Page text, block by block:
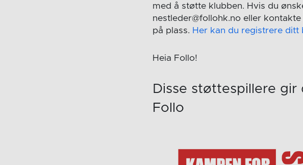
med å støtte klubben. Hvis du
nestleder@follohk.no eller
på plass. Her kan du registrere ditt
Heia Follo!
Disse støttespillere
Follo